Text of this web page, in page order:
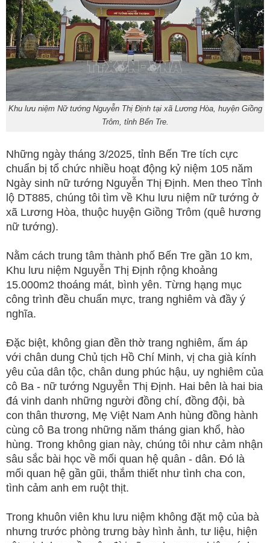
Khu lưu niệm Nữ tướng Nguyễn Thị Định tại xã Lương Hòa, huyện Giồng
Trôm, tỉnh Bến Tre.
Những ngày tháng 3/2025, tỉnh Bến Tre tích cực
chuẩn bị tổ chức nhiều hoạt động kỷ niệm 105 năm
Ngày sinh nữ tướng Nguyễn Thị Định. Men theo Tỉnh
lộ DT885, chúng tôi tìm về Khu lưu niệm nữ tướng ở
xã Lương Hòa, thuộc huyện Giồng Trôm (quê hương
nữ tướng).
Nằm cách trung tâm thành phố Bến Tre gần 10 km,
Khu lưu niệm Nguyễn Thị Định rộng khoảng
15.000m2 thoáng mát, bình yên. Từng hạng mục
công trình đều chuẩn mực, trang nghiêm và đầy ý
nghĩa.
Đặc biệt, không gian đền thờ trang nghiêm, ấm áp
với chân dung Chủ tịch Hồ Chí Minh, vị cha già kính
yêu của dân tộc, chân dung phúc hậu, uy nghiêm của
cô Ba - nữ tướng Nguyễn Thị Định. Hai bên là hai bia
đá vinh danh những người đồng chí, đồng đội, bà
con thân thương, Mẹ Việt Nam Anh hùng đồng hành
cùng cô Ba trong những năm tháng gian khổ, hào
hùng. Trong không gian này, chúng tôi như cảm nhận
sâu sắc bài học về mối quan hệ quân - dân. Đó là
mối quan hệ gần gũi, thắm thiết như tình cha con,
tình cảm anh em ruột thịt.
Trong khuôn viên khu lưu niệm không đặt mộ của bà
nhưng trước phòng trưng bày hình ảnh, tư liệu, hiện